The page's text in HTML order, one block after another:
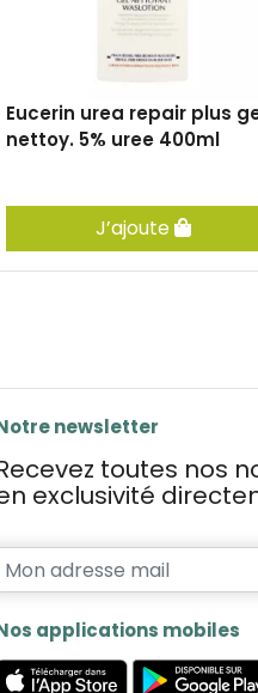
Eucerin urea repair plus
nettoy. 5% uree 400ml
J’ajoute
newsletter
toutes nos
exclusivité
applications mobiles